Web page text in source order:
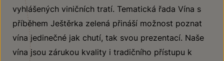
vyhlášených viničních tratí. Tematická řada Vína s
příběhem Ještěrka zelená přináší možnost poznat
vína jedinečné jak chutí, tak svou prezentací. Naše
vína jsou zárukou kvality i tradičního přístupu k